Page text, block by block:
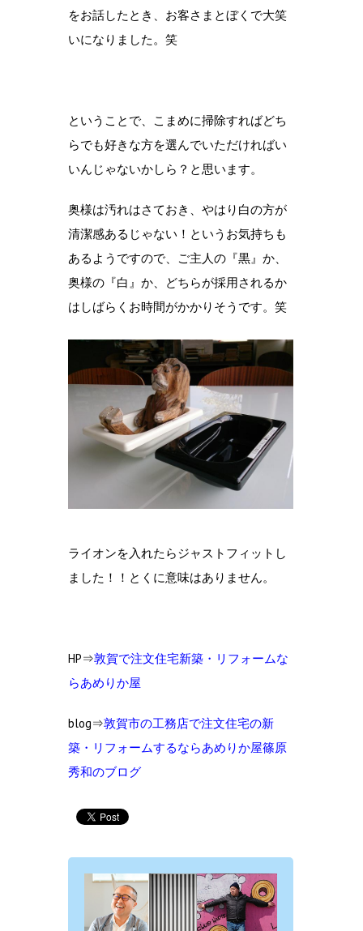
をお話したとき、お客さまとぼくで大笑
いになりました。笑
ということで、こまめに掃除すればどち
らでも好きな方を選んでいただければい
いんじゃないかしら？と思います。
奥様は汚れはさておき、やはり白の方が
清潔感あるじゃない！というお気持ちも
あるようですので、ご主人の『黒』か、
奥様の『白』か、どちらが採用されるか
はしばらくお時間がかかりそうです。笑
ライオンを入れたらジャストフィットし
ました！！とくに意味はありません。
HP⇒敦賀で注文住宅新築・リフォームな
らあめりか屋
blog⇒敦賀市の工務店で注文住宅の新
築・リフォームするならあめりか屋篠原
秀和のブログ